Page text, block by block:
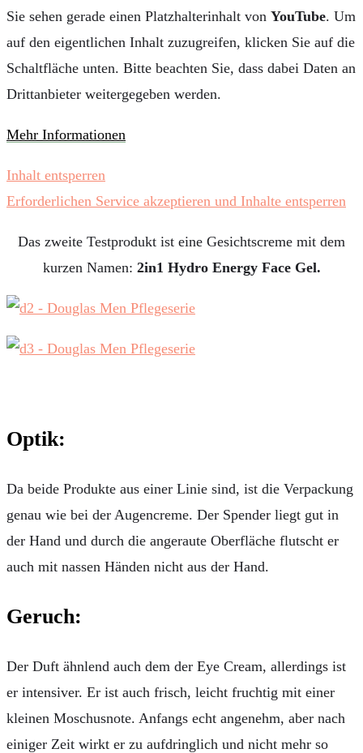
Sie sehen gerade einen Platzhalterinhalt von YouTube. Um
auf den eigentlichen Inhalt zuzugreifen, klicken Sie auf die
Schaltfläche unten. Bitte beachten Sie, dass dabei Daten an
Drittanbieter weitergegeben werden.
Mehr Informationen
Inhalt entsperren
Erforderlichen Service akzeptieren und Inhalte entsperren
Das zweite Testprodukt ist eine Gesichtscreme mit dem
kurzen Namen: 2in1 Hydro Energy Face Gel.
Optik:
Da beide Produkte aus einer Linie sind, ist die Verpackung
genau wie bei der Augencreme. Der Spender liegt gut in
der Hand und durch die angeraute Oberfläche flutscht er
auch mit nassen Händen nicht aus der Hand.
Geruch:
Der Duft ähnlend auch dem der Eye Cream, allerdings ist
er intensiver. Er ist auch frisch, leicht fruchtig mit einer
kleinen Moschusnote. Anfangs echt angenehm, aber nach
einiger Zeit wirkt er zu aufdringlich und nicht mehr so